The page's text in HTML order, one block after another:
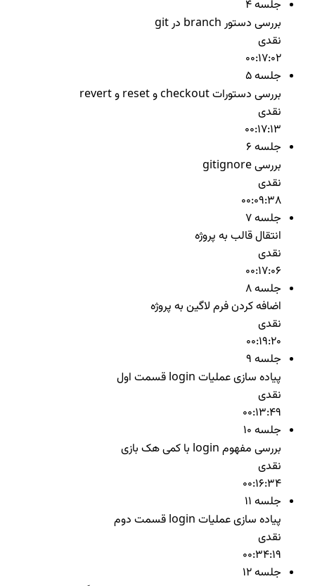
جلسه 4
بررسی دستور branch در git
نقدی
00:17:02
جلسه 5
بررسی دستورات checkout و reset و revert
نقدی
00:17:13
جلسه 6
بررسی gitignore
نقدی
00:09:38
جلسه 7
انتقال قالب به پروژه
نقدی
00:17:06
جلسه 8
اضافه کردن فرم لاگین به پروژه
نقدی
00:19:20
جلسه 9
پیاده سازی عملیات login قسمت اول
نقدی
00:13:49
جلسه 10
بررسی مفهوم login با کمی هک بازی
نقدی
00:16:34
جلسه 11
پیاده سازی عملیات login قسمت دوم
نقدی
00:34:19
جلسه 12